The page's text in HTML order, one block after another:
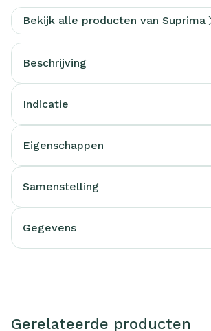
Bekijk alle producten van Suprima
Beschrijving
Indicatie
Eigenschappen
Samenstelling
Gegevens
Gerelateerde producten